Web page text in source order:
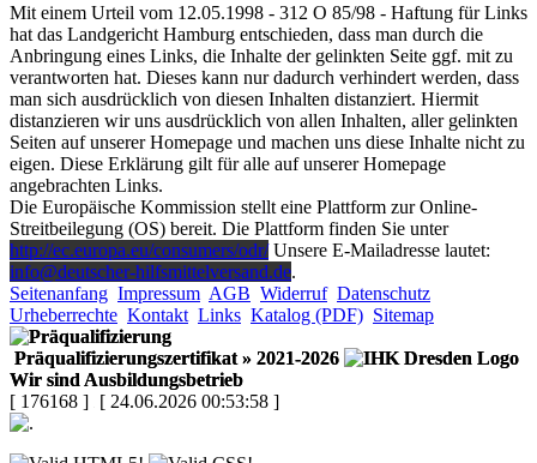
Mit einem Urteil vom 12.05.1998 - 312 O 85/98 - Haftung für Links
hat das Landgericht Hamburg entschieden, dass man durch die
Anbringung eines Links, die Inhalte der gelinkten Seite ggf. mit zu
verantworten hat. Dieses kann nur dadurch verhindert werden, dass
man sich ausdrücklich von diesen Inhalten distanziert. Hiermit
distanzieren wir uns ausdrücklich von allen Inhalten, aller gelinkten
Seiten auf unserer Homepage und machen uns diese Inhalte nicht zu
eigen. Diese Erklärung gilt für alle auf unserer Homepage
angebrachten Links.
Die Europäische Kommission stellt eine Plattform zur Online-
Streitbeilegung (OS) bereit. Die Plattform finden Sie unter
http://ec.europa.eu/consumers/odr/Unsere E-Mailadresse lautet:
info@deutscher-hilfsmittelversand.de.
Seitenanfang Impressum AGB Widerruf Datenschutz
Urheberrechte Kontakt Links Katalog (PDF) Sitemap
Präqualifizierungszertifikat » 2021-2026
Wir sind Ausbildungsbetrieb
[ 176168 ] [ 24.06.2026 00:53:58 ]